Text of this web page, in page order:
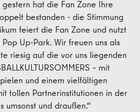
hat die Fan Zone Ihre
bestanden - die Stimmung
feiert die Fan Zone und nutzt
Up-Park. Wir freuen uns als
riesig auf die vor uns liegenden
– mit
und einem vielfältigen
tollen Partnerinstitutionen in der
umsonst und draußen.“